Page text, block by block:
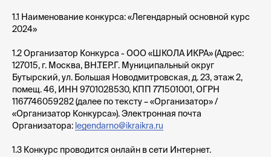
1.1 Наименование конкурса: «Легендарный основной курс
2024»
1.2 Организатор Конкурса - ООО «ШКОЛА ИКРА» (Адрес:
127015, г. Москва, ВН.ТЕР.Г. Муниципальный округ
Бутырский, ул. Большая Новодмитровская, д. 23, этаж 2,
помещ. 46, ИНН 9701028530, КПП 771501001, ОГРН
1167746059282 (далее по тексту – «Организатор» /
«Организатор Конкурса»). Электронная почта
Организатора: legendarno@ikraikra.ru
1.3 Конкурс проводится онлайн в сети Интернет.